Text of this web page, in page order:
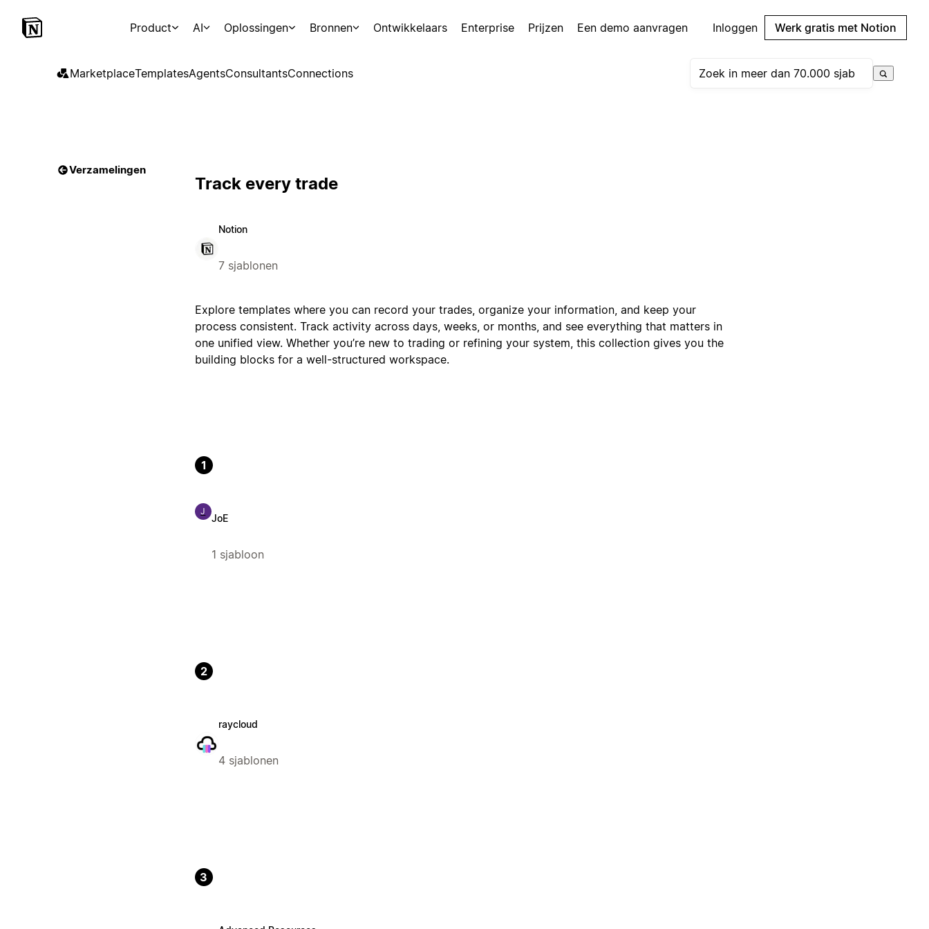
Product AI Oplossingen Bronnen Ontwikkelaars Enterprise Prijzen Een demo aanvragen Inloggen Werk gratis met Notion
MarketplaceTemplatesAgentsConsultantsConnections
Verzamelingen
Track every trade
Notion
7 sjablonen
Explore templates where you can record your trades, organize your information, and keep your
process consistent. Track activity across days, weeks, or months, and see everything that matters in
one unified view. Whether you’re new to trading or refining your system, this collection gives you the
building blocks for a well-structured workspace.
1
J
JoE
1 sjabloon
2
raycloud
4 sjablonen
3